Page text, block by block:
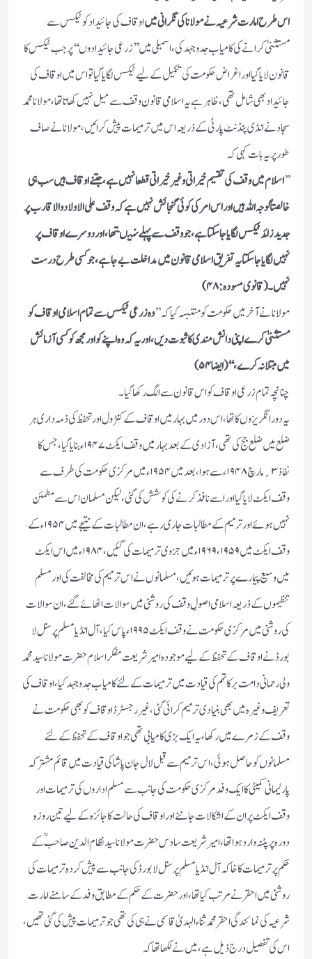
اس طرح امارت شرعیہ نے مولانا کی نگرانی میںاوقاف کی جائیداد کو ٹیکس سے
مستثنیٰ کرانے کی کامیاب جد وجہد کی ، اسمبلی میں ’’زرعی جائیدادوں ‘‘ پر جب ٹیکس کا
قانون لایا گیا اور اغراض حکومت کی تکمیل کے لیے ٹیکس لگایا گیا تو اس میں اوقاف کی
جائیداد بھی شامل تھی ، ظاہر ہے یہ اسلامی قانون وقف سے میل نہیں کھاتا تھا، مولانا محمد
سجاد نے انڈی پنڈنٹ پارٹی کے ذریعہ اس میں ترمیمات پیش کرائیں ،مولانا نے صاف
طور پر یہ بات کہی کہ
’’اسلام میں وقف کی تقسیم خیراتی وغیر خیراتی قطعا نہیں ہے ، جتنے اوقاف ہیں سب ہی
خالصتاً لوجہ اللہ ہیں اور اس امر کی کوئی گنجائش نہیں ہے کہ وقف علی الاولاد والاقارب پر
جدید زائد ٹیکس لگایا جا سکتا ہے ، جو وقف سے پہلے نہیںتھا، او ردوسرے اوقاف پر
نہیں لگایا جا سکتا یہ تفریق اسلامی قانون میں مداخلت بے جا ہے،جو کسی طرح درست
نہیں۔ ( قانوی مسودہ :۴۸)
مولانا نے آخر میں حکومت کو متنبہہ کیا کہ ’’وہ زرعی ٹیکس سے تمام اسلامی اوقاف کو
مستثنیٰ کرے اپنی دانش مندی کا ثبوت دیں ، اور یہ کہ وہ اپنے کو اور مجھ کو کسی آزمائش
میں مبتلا نہ کرے، ‘‘ ( ایضا ۵۴)
چنانچہ تمام زرعی اوقاف کو اس قانون سے الگ رکھا گیا ۔
یہ دور انگریزوں کا تھا ، اس دورمیں بہار میں اوقاف کے کنٹرول اور تحفظ کی ذمہ داری ہر
ضلع میں ضلع جج کی تھی، آزادی کے بعد بہار میں وقف ایکٹ ۱۹۴۷ء بنایا گیا ، جس کا
نفاذ ۳؍ مارچ ۱۹۴۸ء سے ہوا ، بعد میں ۱۹۵۴ء میں مرکزی حکومت کی طرف سے
وقف ایکٹ لایا گیا اور اسے نافذ کرنے کی کوشش کی گئی ، لیکن مسلمان اس سے مطمئن
نہیں ہوئے او رترمیم کے مطالبات جاری رہے ، ان مطالبات کے نتیجے میں ۱۹۵۴ء کے
وقف ایکٹ میں ۱۹۵۹، ۹ ۱۹۶ء میں جزوی ترمیمات کی گئیں ، ۱۹۸۴ء میں اس ایکٹ
میں وسیع پیمارے پر ترمیمات ہوئیں ،مسلمانوں نے اس ترمیم کی مخالفت کی اور مسلم
تنظیموں کے ذریعہ اسلامی اصولِ وقف کی روشنی میں سوالات اٹھائے گئے ، ان سوالات
کی روشنی میں مرکزی حکومت نے وقف ایکٹ ۱۹۹۵ء پاس کیا ، آل انڈیا مسلم پرسنل لا
بورڈ نے اوقاف کے تحفظ کے لیے موجودہ امیر شریعت مفکر اسلام حضرت مولانا سید محمد
ولی رحمانی دامت برکاتہم کی قیادت میں ترمیمات کے لئے کامیاب جد وجہد کیا ، اوقاف کی
تعریف وغیرہ میں بھی بنیادی ترمیم کرائی گئی ، غیر رجسٹرڈ اوقاف کو بھی حکومت نے
وقف کے زمرے میں رکھا ،یہ ایک بڑی کامیابی تھی جو اوقاف کے تحفظ کے لئے
مسلمانوں کو حاصل ہوئی ، اس ترمیم سے قبل لال جان پاشا کی قیادت میں قائم مشترکہ
پارلیمانی کمیٹی کا ایک وفد مرکزی حکومت کی جانب سے مسلم اداروں کی ترمیمات اور
وقف ایکٹ پر ان کے اشکالات جاننے اور اوقاف کی حالت کاجائزہ کے لیے تین روزہ
دورہ پر پٹنہ وارد ہوا تھا ، امیر شریعت سادس حضرت مولانا سید نظام الدین صاحب ؒ کے
حکم پر ترمیمات کا خاکہ آل انڈیا مسلم پرسنل لا بورڈ کی جانب سے پیش کردہ ترمیمات کی
روشنی میں احقر نے مرتب کیا تھا ، اور حضرت کے حکم کے مطابق وفد کے سامنے امارت
شرعیہ کی نمائندگی احقر محمد ثناء الہدیٰ قاسمی نے ہی کی تھی جو ترمیمات پیش کی گئی تھیں،
اس کی تفصیل درج ذیل ہے،میں نے لکھا تھا کہ